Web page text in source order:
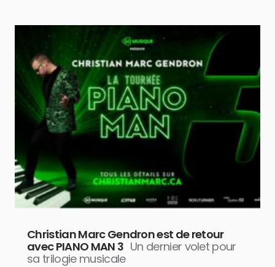
Christian Marc Gendron est de retour
avec PIANO MAN 3 Un dernier volet pour
sa trilogie musicale